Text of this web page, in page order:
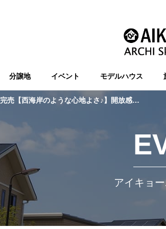
分譲地 イベント モデルハウス
完売【西海岸のような心地よさ♪】開放感あふれるカリフォルニアモデルハウスお譲りします！
アイキョ